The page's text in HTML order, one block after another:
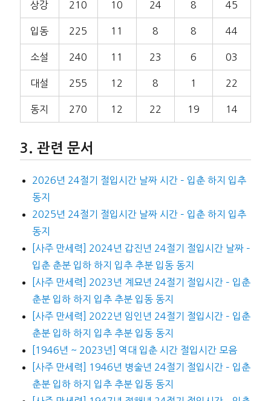
상강 210 10 24 8 45
입동 225 11 8 8 44
소설 240 11 23 6 03
대설 255 12 8 1 22
동지 270 12 22 19 14
관련 문서
2026년 24절기 절입시간 날짜 시간 – 입춘 하지 입추
동지
2025년 24절기 절입시간 날짜 시간 – 입춘 하지 입추
동지
[사주 만세력] 2024년 갑진년 24절기 절입시간 날짜 –
입춘 춘분 입하 하지 입추 추분 입동 동지
[사주 만세력] 2023년 계묘년 24절기 절입시간 – 입춘
춘분 입하 하지 입추 추분 입동 동지
[사주 만세력] 2022년 임인년 24절기 절입시간 – 입춘
춘분 입하 하지 입추 추분 입동 동지
[1946년 ~ 2023년] 역대 입춘 시간 절입시간 모음
[사주 만세력] 1946년 병술년 24절기 절입시간 – 입춘
춘분 입하 하지 입추 추분 입동 동지